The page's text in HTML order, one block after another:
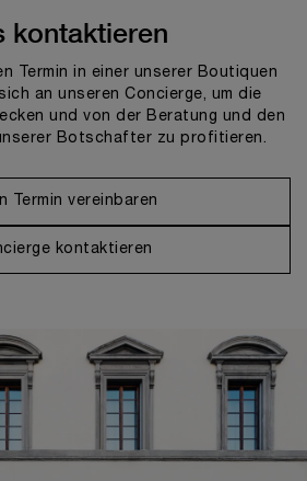
kontaktieren
Termin in einer unserer Boutiquen
an unseren Concierge, um die
und von der Beratung und den
Botschafter zu profitieren.
Termin vereinbaren
kontaktieren